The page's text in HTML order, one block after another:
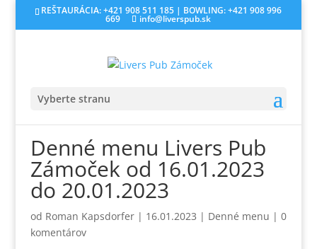
REŠTAURÁCIA: +421 908 511 185 | BOWLING: +421 908 996
669 info@liverspub.sk
Vyberte stranu
Denné menu Livers Pub
Zámoček od 16.01.2023
do 20.01.2023
od Roman Kapsdorfer| 16.01.2023 | Denné menu | 0
komentárov